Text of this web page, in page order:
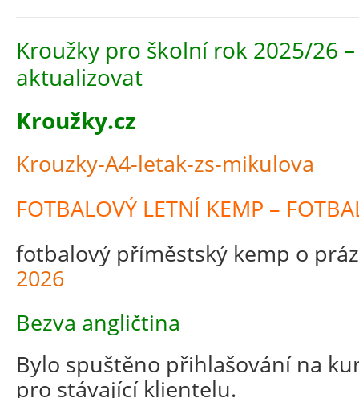
Kroužky pro školní rok 2025/26
aktualizovat
Kroužky.cz
Krouzky-A4-letak-zs-mikulova
FOTBALOVÝ LETNÍ KEMP –
fotbalový příměstský kemp o
2026
Bezva angličtina
Bylo spuštěno přihlašování na
pro stávající klientelu.